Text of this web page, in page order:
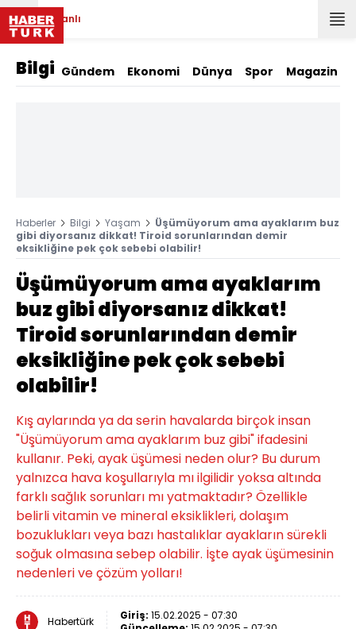
Canlı
Bilgi Gündem Ekonomi Dünya Spor Magazin
Haberler Bilgi Yaşam
Üşümüyorum ama ayaklarım buz
gibi diyorsanız dikkat! Tiroid sorunlarından demir
eksikliğine pek çok sebebi olabilir!
Üşümüyorum ama ayaklarım
buz gibi diyorsanız dikkat!
Tiroid sorunlarından demir
eksikliğine pek çok sebebi
olabilir!
Kış aylarında ya da serin havalarda birçok insan
"Üşümüyorum ama ayaklarım buz gibi" ifadesini
kullanır. Peki, ayak üşümesi neden olur? Bu durum
yalnızca hava koşullarıyla mı ilgilidir yoksa altında
farklı sağlık sorunları mı yatmaktadır? Özellikle
belirli vitamin ve mineral eksiklikleri, dolaşım
bozuklukları veya bazı hastalıklar ayakların sürekli
soğuk olmasına sebep olabilir. İşte ayak üşümesinin
nedenleri ve çözüm yolları!
Habertürk Giriş: 15.02.2025 - 07:30